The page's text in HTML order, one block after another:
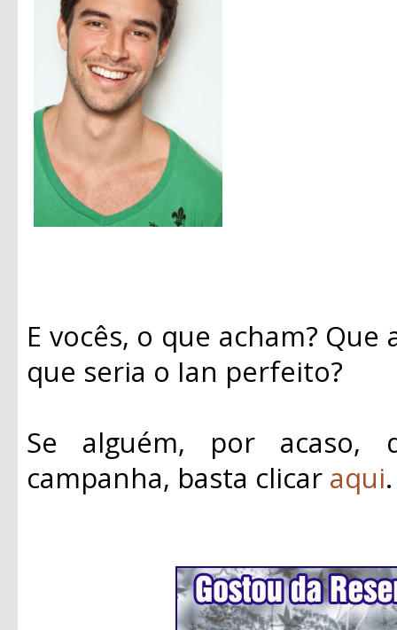
E vocês, o que acham?
que seria o Ian perfeito?
Se alguém, por acaso,
campanha, basta clicar aqui.